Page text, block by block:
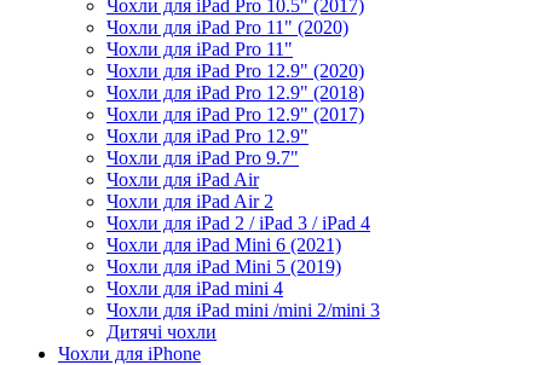
Чохли для iPad Pro 10.5" (2017)
Чохли для iPad Pro 11" (2020)
Чохли для iPad Pro 11"
Чохли для iPad Pro 12.9" (2020)
Чохли для iPad Pro 12.9" (2018)
Чохли для iPad Pro 12.9" (2017)
Чохли для iPad Pro 12.9"
Чохли для iPad Pro 9.7"
Чохли для iPad Air
Чохли для iPad Air 2
Чохли для iPad 2 / iPad 3 / iPad 4
Чохли для iPad Mini 6 (2021)
Чохли для iPad Mini 5 (2019)
Чохли для iPad mini 4
Чохли для iPad mini /mini 2/mini 3
Дитячі чохли
Чохли для iPhone